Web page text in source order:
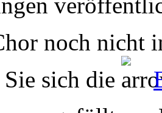
noch nicht
sich die